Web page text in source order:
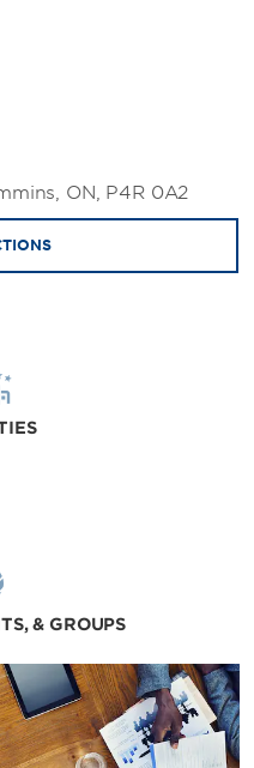
ON, P4R 0A2
& GROUPS